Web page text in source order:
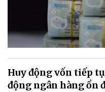
Huy động vốn tiếp
động ngân hàng ổn